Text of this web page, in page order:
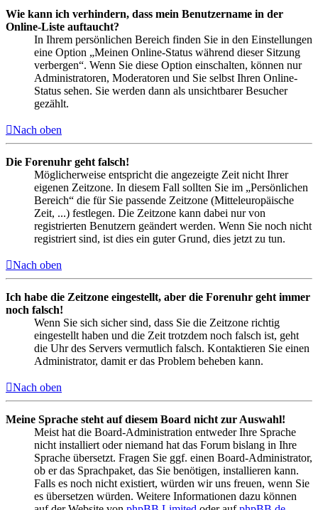
Wie kann ich verhindern, dass mein Benutzername in der
Online-Liste auftaucht?
In Ihrem persönlichen Bereich finden Sie in den Einstellungen
eine Option „Meinen Online-Status während dieser Sitzung
verbergen“. Wenn Sie diese Option einschalten, können nur
Administratoren, Moderatoren und Sie selbst Ihren Online-
Status sehen. Sie werden dann als unsichtbarer Besucher
gezählt.
Nach oben
Die Forenuhr geht falsch!
Möglicherweise entspricht die angezeigte Zeit nicht Ihrer
eigenen Zeitzone. In diesem Fall sollten Sie im „Persönlichen
Bereich“ die für Sie passende Zeitzone (Mitteleuropäische
Zeit, ...) festlegen. Die Zeitzone kann dabei nur von
registrierten Benutzern geändert werden. Wenn Sie noch nicht
registriert sind, ist dies ein guter Grund, dies jetzt zu tun.
Nach oben
Ich habe die Zeitzone eingestellt, aber die Forenuhr geht immer
noch falsch!
Wenn Sie sich sicher sind, dass Sie die Zeitzone richtig
eingestellt haben und die Zeit trotzdem noch falsch ist, geht
die Uhr des Servers vermutlich falsch. Kontaktieren Sie einen
Administrator, damit er das Problem beheben kann.
Nach oben
Meine Sprache steht auf diesem Board nicht zur Auswahl!
Meist hat die Board-Administration entweder Ihre Sprache
nicht installiert oder niemand hat das Forum bislang in Ihre
Sprache übersetzt. Fragen Sie ggf. einen Board-Administrator,
ob er das Sprachpaket, das Sie benötigen, installieren kann.
Falls es noch nicht existiert, würden wir uns freuen, wenn Sie
es übersetzen würden. Weitere Informationen dazu können